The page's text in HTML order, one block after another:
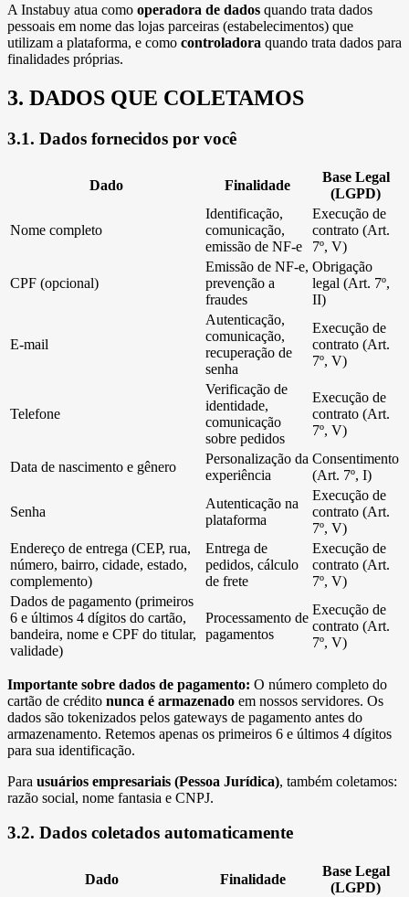
A Instabuy atua como operadora de dados quando trata dados
pessoais em nome das lojas parceiras (estabelecimentos) que
utilizam a plataforma, e como controladora quando trata dados para
finalidades próprias.
3. DADOS QUE COLETAMOS
3.1. Dados fornecidos por você
Dado Finalidade
Base Legal
(LGPD)
Nome completo
Identificação,
comunicação,
emissão de NF-e
Execução de
contrato (Art.
7º, V)
CPF (opcional)
Emissão de NF-e,
prevenção a
fraudes
Obrigação
legal (Art. 7º,
II)
E-mail
Autenticação,
comunicação,
recuperação de
senha
Execução de
contrato (Art.
7º, V)
Telefone
Verificação de
identidade,
comunicação
sobre pedidos
Execução de
contrato (Art.
7º, V)
Data de nascimento e gênero
Personalização da
experiência
Consentimento
(Art. 7º, I)
Senha
Autenticação na
plataforma
Execução de
contrato (Art.
7º, V)
Endereço de entrega (CEP, rua,
número, bairro, cidade, estado,
complemento)
Entrega de
pedidos, cálculo
de frete
Execução de
contrato (Art.
7º, V)
Dados de pagamento (primeiros
6 e últimos 4 dígitos do cartão,
bandeira, nome e CPF do titular,
validade)
Processamento de
pagamentos
Execução de
contrato (Art.
7º, V)
Importante sobre dados de pagamento: O número completo do
cartão de crédito nunca é armazenado em nossos servidores. Os
dados são tokenizados pelos gateways de pagamento antes do
armazenamento. Retemos apenas os primeiros 6 e últimos 4 dígitos
para sua identificação.
Para usuários empresariais (Pessoa Jurídica), também coletamos:
razão social, nome fantasia e CNPJ.
3.2. Dados coletados automaticamente
Dado Finalidade
Base Legal
(LGPD)